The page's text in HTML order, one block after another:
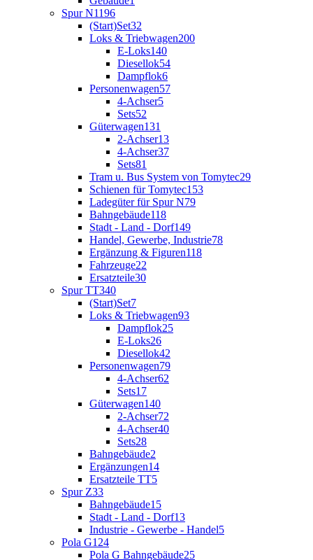
Spur N1196
(Start)Set32
Loks & Triebwagen200
E-Loks140
Diesellok54
Dampflok6
Personenwagen57
4-Achser5
Sets52
Güterwagen131
2-Achser13
4-Achser37
Sets81
Tram u. Bus System von Tomytec29
Schienen für Tomytec153
Ladegüter für Spur N79
Bahngebäude118
Stadt - Land - Dorf149
Handel, Gewerbe, Industrie78
Ergänzung & Figuren118
Fahrzeuge22
Ersatzteile30
Spur TT340
(Start)Set7
Loks & Triebwagen93
Dampflok25
E-Loks26
Diesellok42
Personenwagen79
4-Achser62
Sets17
Güterwagen140
2-Achser72
4-Achser40
Sets28
Bahngebäude2
Ergänzungen14
Ersatzteile TT5
Spur Z33
Bahngebäude15
Stadt - Land - Dorf13
Industrie - Gewerbe - Handel5
Pola G124
Pola G Bahngebäude25